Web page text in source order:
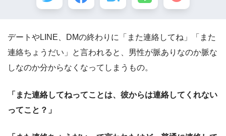
デートやLINE、DMの終わりに「また連絡してね」「また
連絡ちょうだい」と言われると、男性が脈ありなのか脈な
しなのか分からなくなってしまうもの。
「また連絡してねってことは、彼からは連絡してくれない
ってこと？」